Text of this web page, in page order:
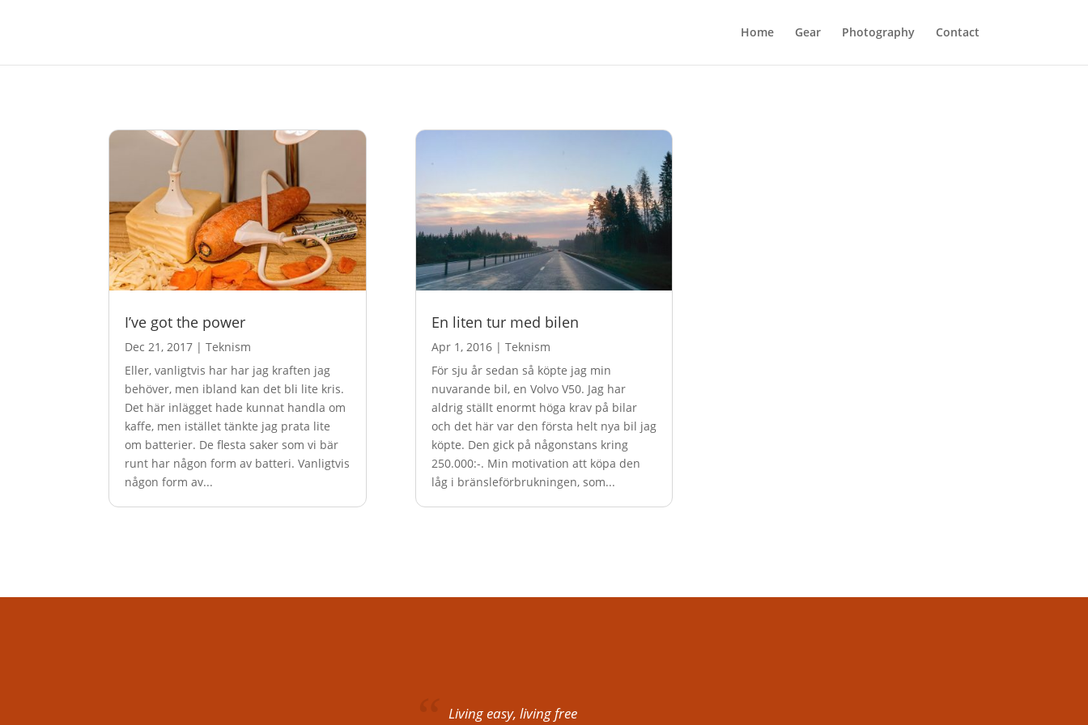
Home Gear Photography Contact
I’ve got the power
Dec 21, 2017 |Teknism
Eller, vanligtvis har har jag kraften jag
behöver, men ibland kan det bli lite kris.
Det här inlägget hade kunnat handla om
kaffe, men istället tänkte jag prata lite
om batterier. De flesta saker som vi bär
runt har någon form av batteri. Vanligtvis
någon form av...
En liten tur med bilen
Apr 1, 2016| Teknism
För sju år sedan så köpte jag min
nuvarande bil, en Volvo V50. Jag har
aldrig ställt enormt höga krav på bilar
och det här var den första helt nya bil jag
köpte. Den gick på någonstans kring
250.000:-. Min motivation att köpa den
låg i bränsleförbrukningen, som...
Living easy, living free